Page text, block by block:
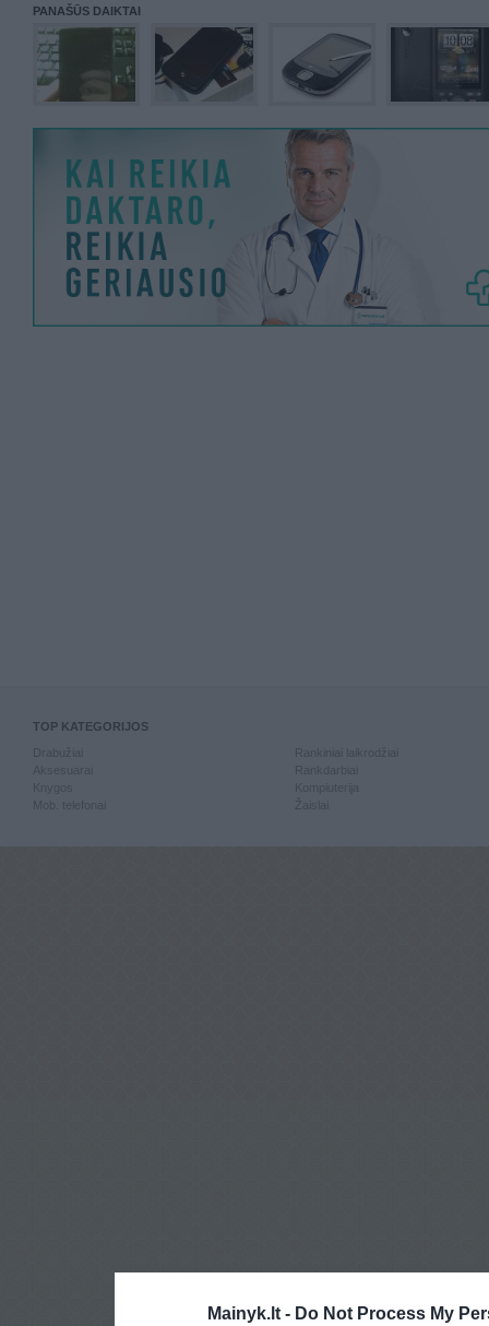
Mainyk.lt - Do Not Process My
PANAŠŪS DAIKTAI
TOP KATEGORIJOS
Knygos
Mob. telefonai
Kompiuterija
Žaislai